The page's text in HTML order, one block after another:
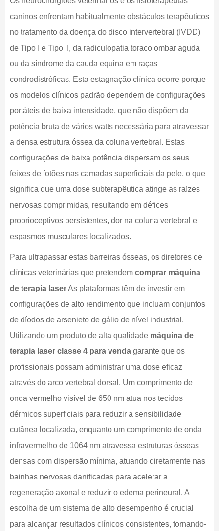
caninos enfrentam habitualmente obstáculos terapêuticos
no tratamento da doença do disco intervertebral (IVDD)
de Tipo I e Tipo II, da radiculopatia toracolombar aguda
ou da síndrome da cauda equina em raças
condrodistróficas. Esta estagnação clínica ocorre porque
os modelos clínicos padrão dependem de configurações
portáteis de baixa intensidade, que não dispõem da
potência bruta de vários watts necessária para atravessar
a densa estrutura óssea da coluna vertebral. Estas
configurações de baixa potência dispersam os seus
feixes de fotões nas camadas superficiais da pele, o que
significa que uma dose subterapêutica atinge as raízes
nervosas comprimidas, resultando em défices
proprioceptivos persistentes, dor na coluna vertebral e
espasmos musculares localizados.
Para ultrapassar estas barreiras ósseas, os diretores de
clínicas veterinárias que pretendem comprar máquina
de terapia laserAs plataformas têm de investir em
configurações de alto rendimento que incluam conjuntos
de díodos de arsenieto de gálio de nível industrial.
Utilizando um produto de alta qualidade máquina de
terapia laser classe 4 para vendagarante que os
profissionais possam administrar uma dose eficaz
através do arco vertebral dorsal. Um comprimento de
onda vermelho visível de 650 nm atua nos tecidos
dérmicos superficiais para reduzir a sensibilidade
cutânea localizada, enquanto um comprimento de onda
infravermelho de 1064 nm atravessa estruturas ósseas
densas com dispersão mínima, atuando diretamente nas
bainhas nervosas danificadas para acelerar a
regeneração axonal e reduzir o edema perineural. A
escolha de um sistema de alto desempenho é crucial
para alcançar resultados clínicos consistentes, tornando-